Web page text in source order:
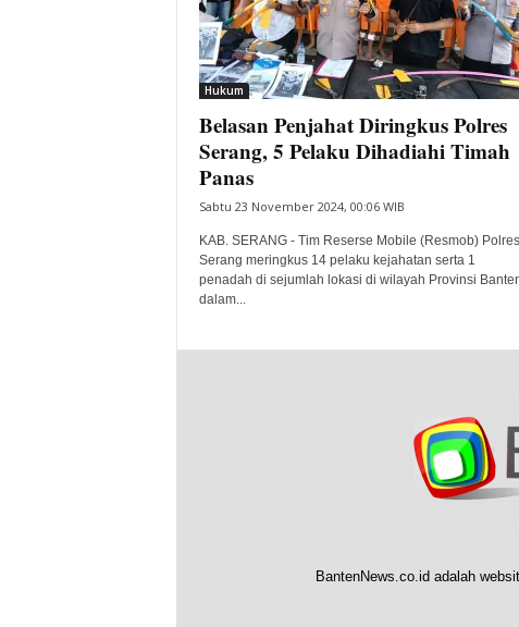
Hukum
Belasan Penjahat Diringkus Polres
Serang, 5 Pelaku Dihadiahi Timah
Panas
Sabtu 23 November 2024, 00:06 WIB
KAB. SERANG - Tim Reserse Mobile (Resmob) Polres
Serang meringkus 14 pelaku kejahatan serta 1
penadah di sejumlah lokasi di wilayah Provinsi
dalam...
BantenNews.co.id adalah